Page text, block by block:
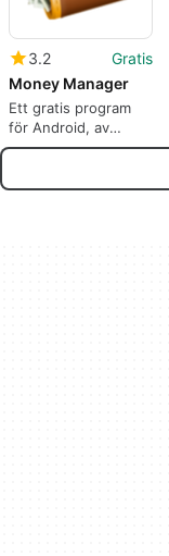
3.2
Gratis
Money Manager
Ett gratis program
för Android, av
Vitaliy Panov.